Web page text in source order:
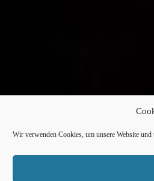
Wir verwenden Cookies, um unsere Website und